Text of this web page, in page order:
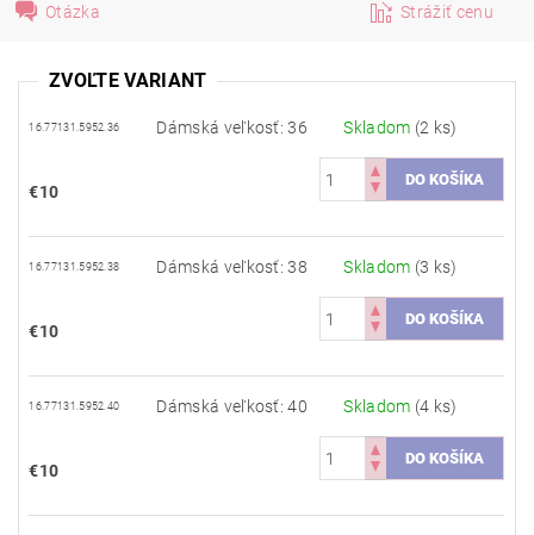
Otázka Strážiť cenu
ZVOĽTE VARIANT
16.77131.5952.36 Dámská veľkosť: 36 Skladom (2 ks)
€10
16.77131.5952.38 Dámská veľkosť: 38 Skladom (3 ks)
€10
16.77131.5952.40 Dámská veľkosť: 40 Skladom (4 ks)
€10